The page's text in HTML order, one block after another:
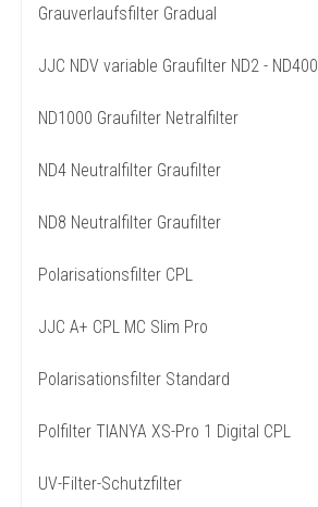
Grauverlaufsfilter Gradual
JJC NDV variable Graufilter ND2 - ND400
ND1000 Graufilter Netralfilter
ND4 Neutralfilter Graufilter
ND8 Neutralfilter Graufilter
Polarisationsfilter CPL
JJC A+ CPL MC Slim Pro
Polarisationsfilter Standard
Polfilter TIANYA XS-Pro 1 Digital CPL
UV-Filter-Schutzfilter